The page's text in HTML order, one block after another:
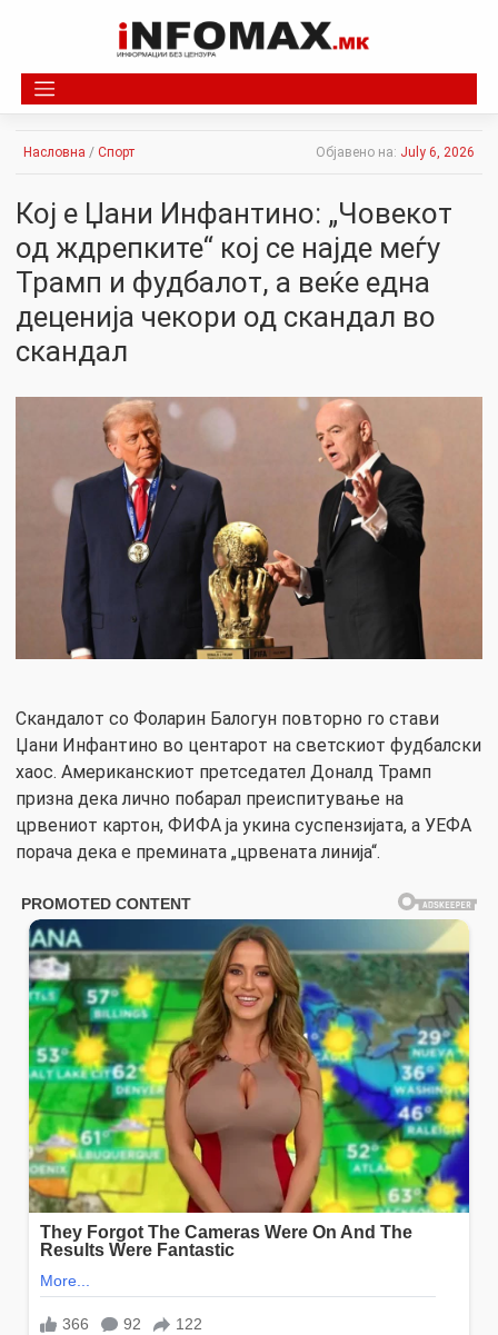
Насловна / Спорт Објавено на: July 6, 2026
Кој е Џани Инфантино: „Човекот
од ждрепките“ кој се најде меѓу
Трамп и фудбалот, а веќе една
деценија чекори од скандал во
скандал
Скандалот со Фоларин Балогун повторно го стави
Џани Инфантино во центарот на светскиот фудбалски
хаос. Американскиот претседател Доналд Трамп
призна дека лично побарал преиспитување на
црвениот картон, ФИФА ја укина суспензијата, а УЕФА
порача дека е премината „црвената линија“.